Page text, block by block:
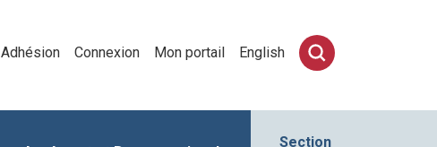
Adhésion Connexion Mon portail English
Section